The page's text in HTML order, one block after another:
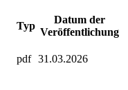
Typ
Datum der
Veröffentlichung
pdf 31.03.2026